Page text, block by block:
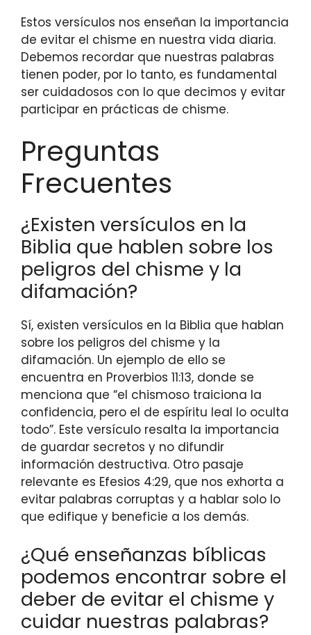
Estos versículos nos enseñan la importancia
de evitar el chisme en nuestra vida diaria.
Debemos recordar que nuestras palabras
tienen poder, por lo tanto, es fundamental
ser cuidadosos con lo que decimos y evitar
participar en prácticas de chisme.
Preguntas
Frecuentes
¿Existen versículos en la
Biblia que hablen sobre los
peligros del chisme y la
difamación?
Sí, existen versículos en la Biblia que hablan
sobre los peligros del chisme y la
difamación. Un ejemplo de ello se
encuentra en Proverbios 11:13, donde se
menciona que “el chismoso traiciona la
confidencia, pero el de espíritu leal lo oculta
todo”. Este versículo resalta la importancia
de guardar secretos y no difundir
información destructiva. Otro pasaje
relevante es Efesios 4:29, que nos exhorta a
evitar palabras corruptas y a hablar solo lo
que edifique y beneficie a los demás.
¿Qué enseñanzas bíblicas
podemos encontrar sobre el
deber de evitar el chisme y
cuidar nuestras palabras?